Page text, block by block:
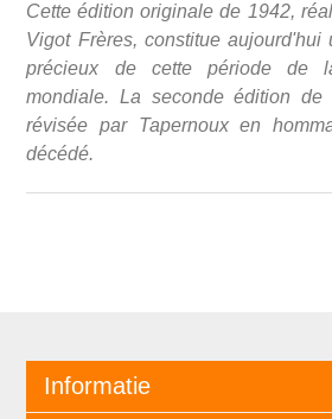
Cette édition originale de 1942,
Vigot Frères, constitue aujourd'hui
précieux de cette période de
mondiale. La seconde édition
révisée par Tapernoux en
décédé.
Informatie